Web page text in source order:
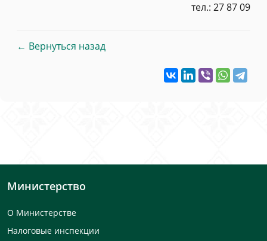
тел.: 27 87 09
← Вернуться назад
Министерство
О Министерстве
Налоговые инспекции